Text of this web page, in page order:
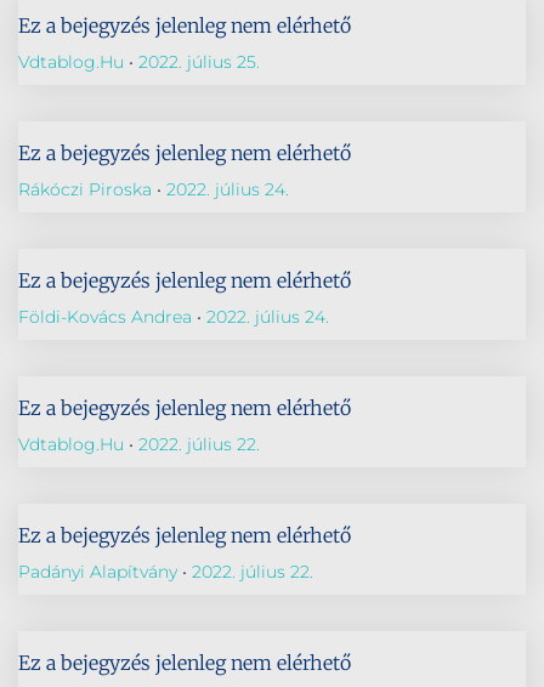
Ez a bejegyzés jelenleg nem elérhető
Vdtablog.hu 2022. július 25.
Ez a bejegyzés jelenleg nem elérhető
Rákóczi Piroska 2022. július 24.
Ez a bejegyzés jelenleg nem elérhető
Földi-Kovács Andrea 2022. július 24.
Ez a bejegyzés jelenleg nem elérhető
Vdtablog.hu 2022. július 22.
Ez a bejegyzés jelenleg nem elérhető
Padányi Alapítvány 2022. július 22.
Ez a bejegyzés jelenleg nem elérhető